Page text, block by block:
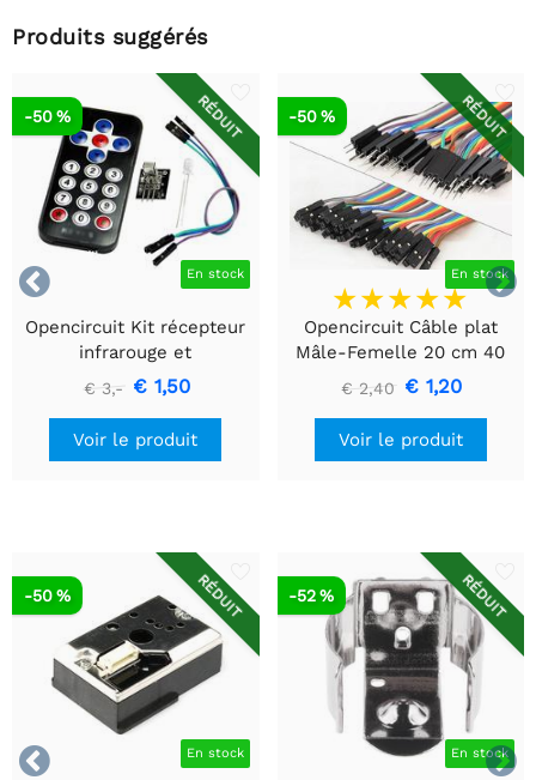
Produits suggérés


RÉDUIT
En stock
-50 %
Opencircuit Kit récepteur
infrarouge et
télécommande
€ 3,- € 1,50
Voir le produit
RÉDUIT
En stock
-50 %
Opencircuit Câble plat
Mâle-Femelle 20 cm 40
pièces
€ 2,40 € 1,20
Voir le produit


RÉDUIT
En stock
-50 % RÉDUIT
En stock
-52 %